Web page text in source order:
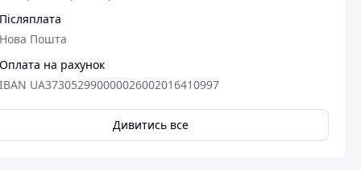
Післяплата
Нова Пошта
Оплата на рахунок
IBAN UA373052990000026002016410997
Дивитись все